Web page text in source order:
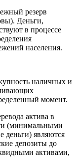
резерв
Деньги,
в процессе
населения.
наличных и
момент.
актива в
(минимальными
деньги) являются
депозиты до
активами,